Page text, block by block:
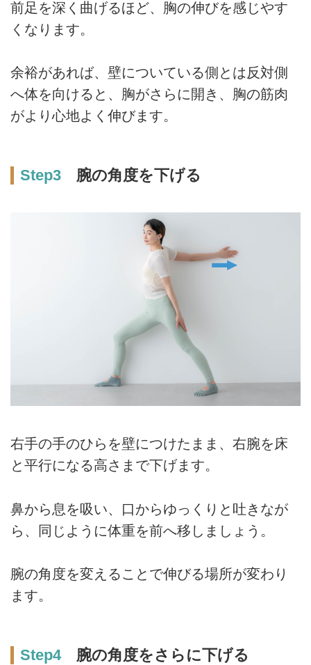
前足を深く曲げるほど、胸の伸びを感じやす
くなります。
余裕があれば、壁についている側とは反対側
へ体を向けると、胸がさらに開き、胸の筋肉
がより心地よく伸びます。
Step3腕の角度を下げる
右手の手のひらを壁につけたまま、右腕を床
と平行になる高さまで下げます。
鼻から息を吸い、口からゆっくりと吐きなが
ら、同じように体重を前へ移しましょう。
腕の角度を変えることで伸びる場所が変わり
ます。
Step4腕の角度をさらに下げる